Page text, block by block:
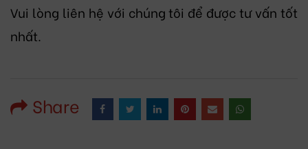
Vui lòng liên hệ với chúng tôi để được tư vấn tốt
nhất.
Share